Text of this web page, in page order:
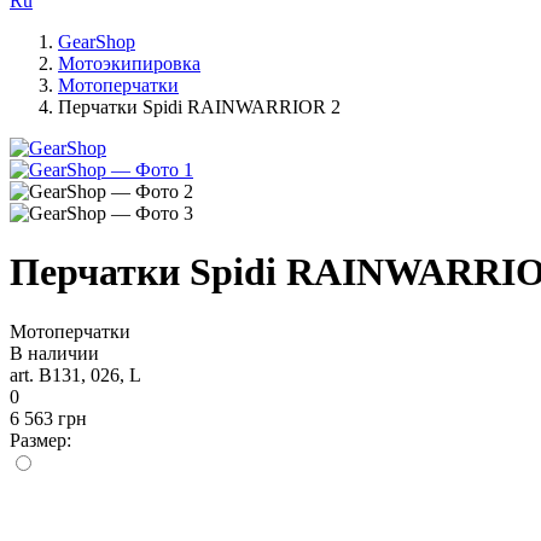
GearShop
Мотоэкипировка
Мотоперчатки
Перчатки Spidi RAINWARRIOR 2
Перчатки Spidi
Мотоперчатки
В наличии
art. B131, 026, L
0
6 563 грн
Размер: